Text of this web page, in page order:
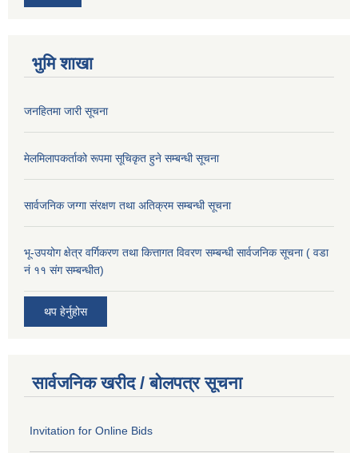
भुमि शाखा
जनहितमा जारी सूचना
मेलमिलापकर्ताको रूपमा सूचिकृत हुने सम्बन्धी सूचना
सार्वजनिक जग्गा संरक्षण तथा अतिक्रम सम्बन्धी सूचना
भू-उपयोग क्षेत्र वर्गिकरण तथा कित्तागत विवरण सम्बन्धी सार्वजनिक सूचना ( वडा
नं ११ संग सम्बन्धीत)
थप हेर्नुहोस
सार्वजनिक खरीद / बोलपत्र सूचना
Invitation for Online Bids